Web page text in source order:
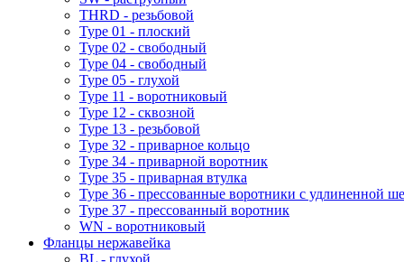
THRD - резьбовой
Type 01 - плоский
Type 02 - свободный
Type 04 - свободный
Type 05 - глухой
Type 11 - воротниковый
Type 12 - сквозной
Type 13 - резьбовой
Type 32 - приварное кольцо
Type 34 - приварной воротник
Type 35 - приварная втулка
Type 36 - прессованные воротники с удлиненной
Type 37 - прессованный воротник
WN - воротниковый
Фланцы нержавейка
BL - глухой